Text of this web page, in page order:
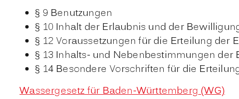
§ 9 Benutzungen
§ 10 Inhalt der Erlaubnis und der
§ 12 Voraussetzungen für die Erteilung
§ 13 Inhalts- und Nebenbestimmungen
§ 14 Besondere Vorschriften für die
Wassergesetz für Baden-Württemberg (WG)